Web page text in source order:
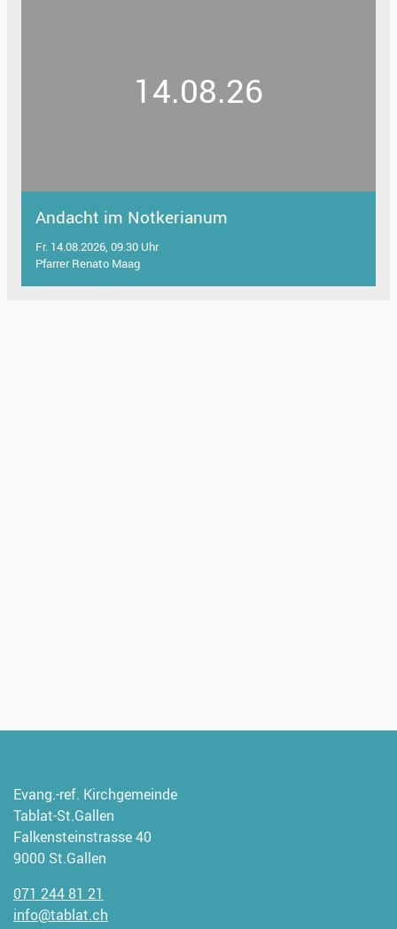
14.08.26
Andacht im Notkerianum
Fr. 14.08.2026, 09.30 Uhr
Pfarrer Renato Maag
Evang.-ref. Kirchgemeinde
Tablat-St.Gallen
Falkensteinstrasse 40
9000 St.Gallen
071 244 81 21
info@tablat.ch